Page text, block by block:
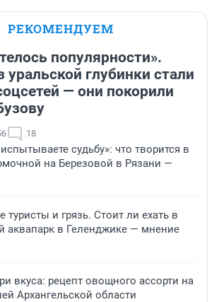
РЕКОМЕНДУЕМ
популярности».
уральской глубинки стали
— они покорили
18
судьбу»: что творится в
на Березовой в Рязани —
туристы и грязь. Стоит ли ехать в
аквапарк в Геленджике — мнение
вкуса: рецепт овощного ассорти на
Архангельской области